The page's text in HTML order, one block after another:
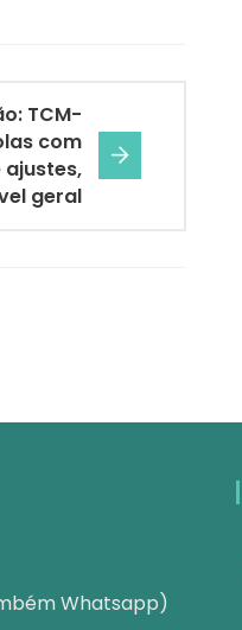
TCM-
com
ajustes,
geral
Whatsapp)